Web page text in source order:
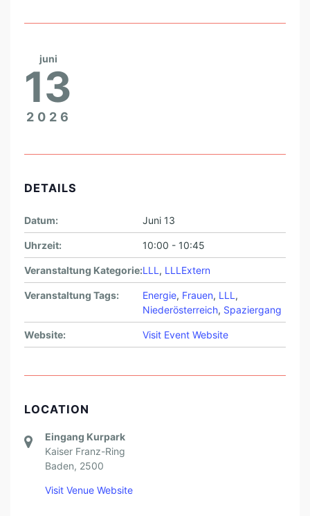
R
N
E
R
D
Z
A
N
I
C
-
D
R
N
N
juni
13
2026
DETAILS
Datum: Juni 13
Uhrzeit: 10:00 - 10:45
Veranstaltung Kategorie:LLL, LLLExtern
Veranstaltung Tags: Energie, Frauen, LLL,
Niederösterreich, Spaziergang
Website: Visit Event Website
LOCATION
Eingang Kurpark
Kaiser Franz-Ring
Baden, 2500
Visit Venue Website